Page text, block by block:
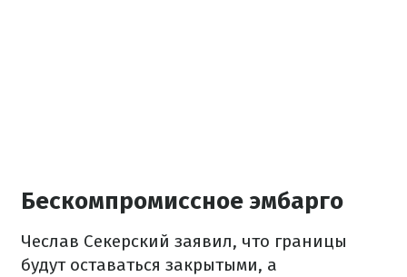
Бескомпромиссное эмбарго
Чеслав Секерский заявил, что границы
будут оставаться закрытыми, а